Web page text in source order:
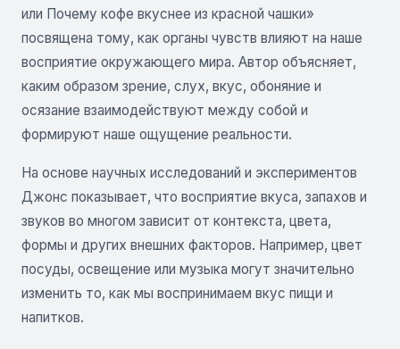
или Почему кофе вкуснее из красной чашки»
посвящена тому, как органы чувств влияют на наше
восприятие окружающего мира. Автор объясняет,
каким образом зрение, слух, вкус, обоняние и
осязание взаимодействуют между собой и
формируют наше ощущение реальности.
На основе научных исследований и экспериментов
Джонс показывает, что восприятие вкуса, запахов и
звуков во многом зависит от контекста, цвета,
формы и других внешних факторов. Например, цвет
посуды, освещение или музыка могут значительно
изменить то, как мы воспринимаем вкус пищи и
напитков.